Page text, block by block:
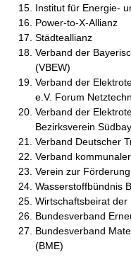
Institut für Energie-
Power-to-X-Allianz
Städteallianz
Verband der
(VBEW)
Verband der
e.V. Forum
Verband der
Bezirksverein
Verband Deutscher
Verband
Verein zur
Wasserstoffbündnis
Wirtschaftsbeirat der
Bundesverband
Bundesverband
(BME)